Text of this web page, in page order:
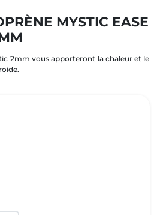
MYSTIC EASE
2mm vous apporteront la chaleur et le